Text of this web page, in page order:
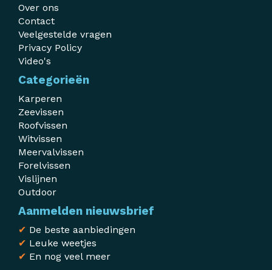
Over ons
Contact
Veelgestelde vragen
Privacy Policy
Video's
Categorieën
Karperen
Zeevissen
Roofvissen
Witvissen
Meervalvissen
Forelvissen
Vislijnen
Outdoor
Aanmelden nieuwsbrief
✔ De beste aanbiedingen
✔ Leuke weetjes
✔ En nog veel meer